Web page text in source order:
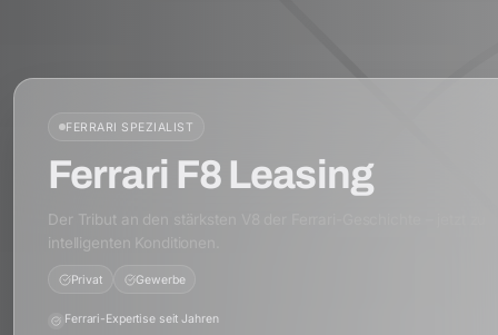
FERRARI SPEZIALIST
Ferrari F8 Leasing
Der Tribut an den stärksten V8 der Ferrari-Geschichte – jetzt zu
intelligenten Konditionen.
Privat Gewerbe
Ferrari-Expertise seit Jahren